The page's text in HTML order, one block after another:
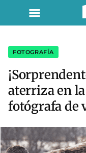
FOTOGRAFÍA
aterriza en
fotógrafa de